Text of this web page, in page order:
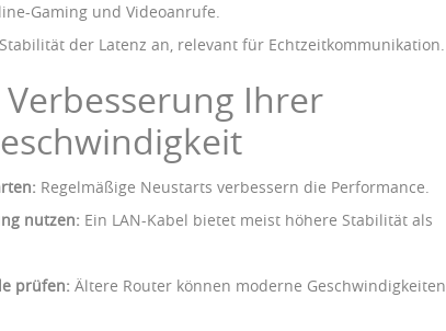
Gaming und Videoanrufe.
der Latenz an, relevant für Echtzeitkommunikation.
Ihrer
Regelmäßige Neustarts verbessern die Performance.
nutzen: Ein LAN-Kabel bietet meist höhere Stabilität als
prüfen: Ältere Router können moderne Geschwindigkeiten